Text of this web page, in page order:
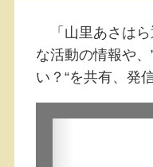
「山里あさはら
な活動の情報や
い？“を共有、発